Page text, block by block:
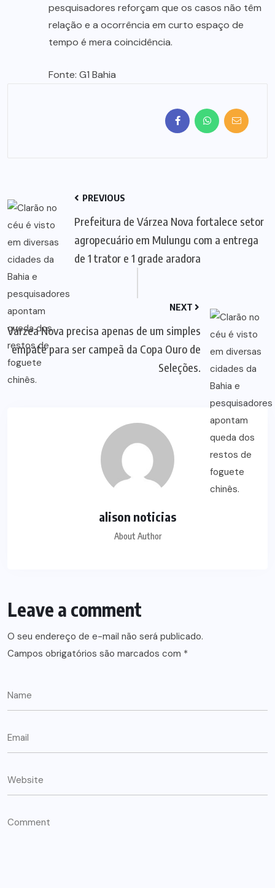
pesquisadores reforçam que os casos não têm
relação e a ocorrência em curto espaço de
tempo é mera coincidência.
Fonte: G1 Bahia
PREVIOUS
Prefeitura de Várzea Nova fortalece setor
agropecuário em Mulungu com a entrega
de 1 trator e 1 grade aradora
NEXT
Várzea Nova precisa apenas de um simples
empate para ser campeã da Copa Ouro de
Seleções.
alison noticias
About Author
Leave a comment
O seu endereço de e-mail não será publicado.
Campos obrigatórios são marcados com *